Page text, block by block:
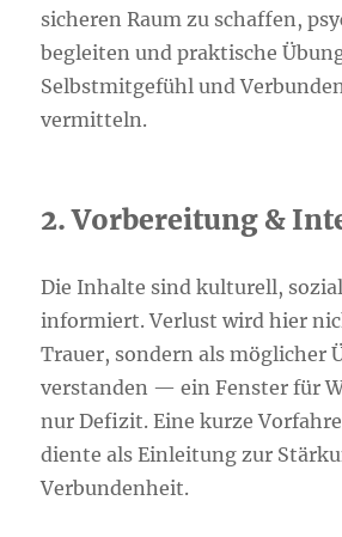
sicheren Raum zu schaffen,
begleiten und praktische
Selbstmitgefühl und
vermitteln.
2. Vorbereitung &
Die Inhalte sind kulturell,
informiert. Verlust wird hier
Trauer, sondern als möglicher
verstanden — ein Fenster für
nur Defizit. Eine kurze
diente als Einleitung zur
Verbundenheit.